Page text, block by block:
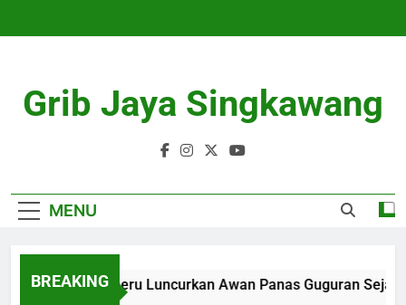
Grib Jaya Singkawang
MENU
BREAKING
Semeru Luncurkan Awan Panas Guguran Sejauh 3